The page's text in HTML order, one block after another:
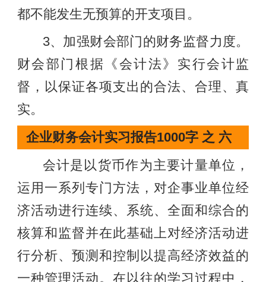
都不能发生无预算的开支项目。
3、加强财会部门的财务监督力度。
财会部门根据《会计法》实行会计监
督，以保证各项支出的合法、合理、真
实。
企业财务会计实习报告1000字 之 六
会计是以货币作为主要计量单位，
运用一系列专门方法，对企事业单位经
济活动进行连续、系统、全面和综合的
核算和监督并在此基础上对经济活动进
行分析、预测和控制以提高经济效益的
一种管理活动。在以往的学习过程中，